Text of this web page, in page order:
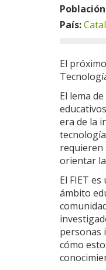
País:
El
El lema
era de la
requieren
orientar
El FIET
ámbito
personas
cómo